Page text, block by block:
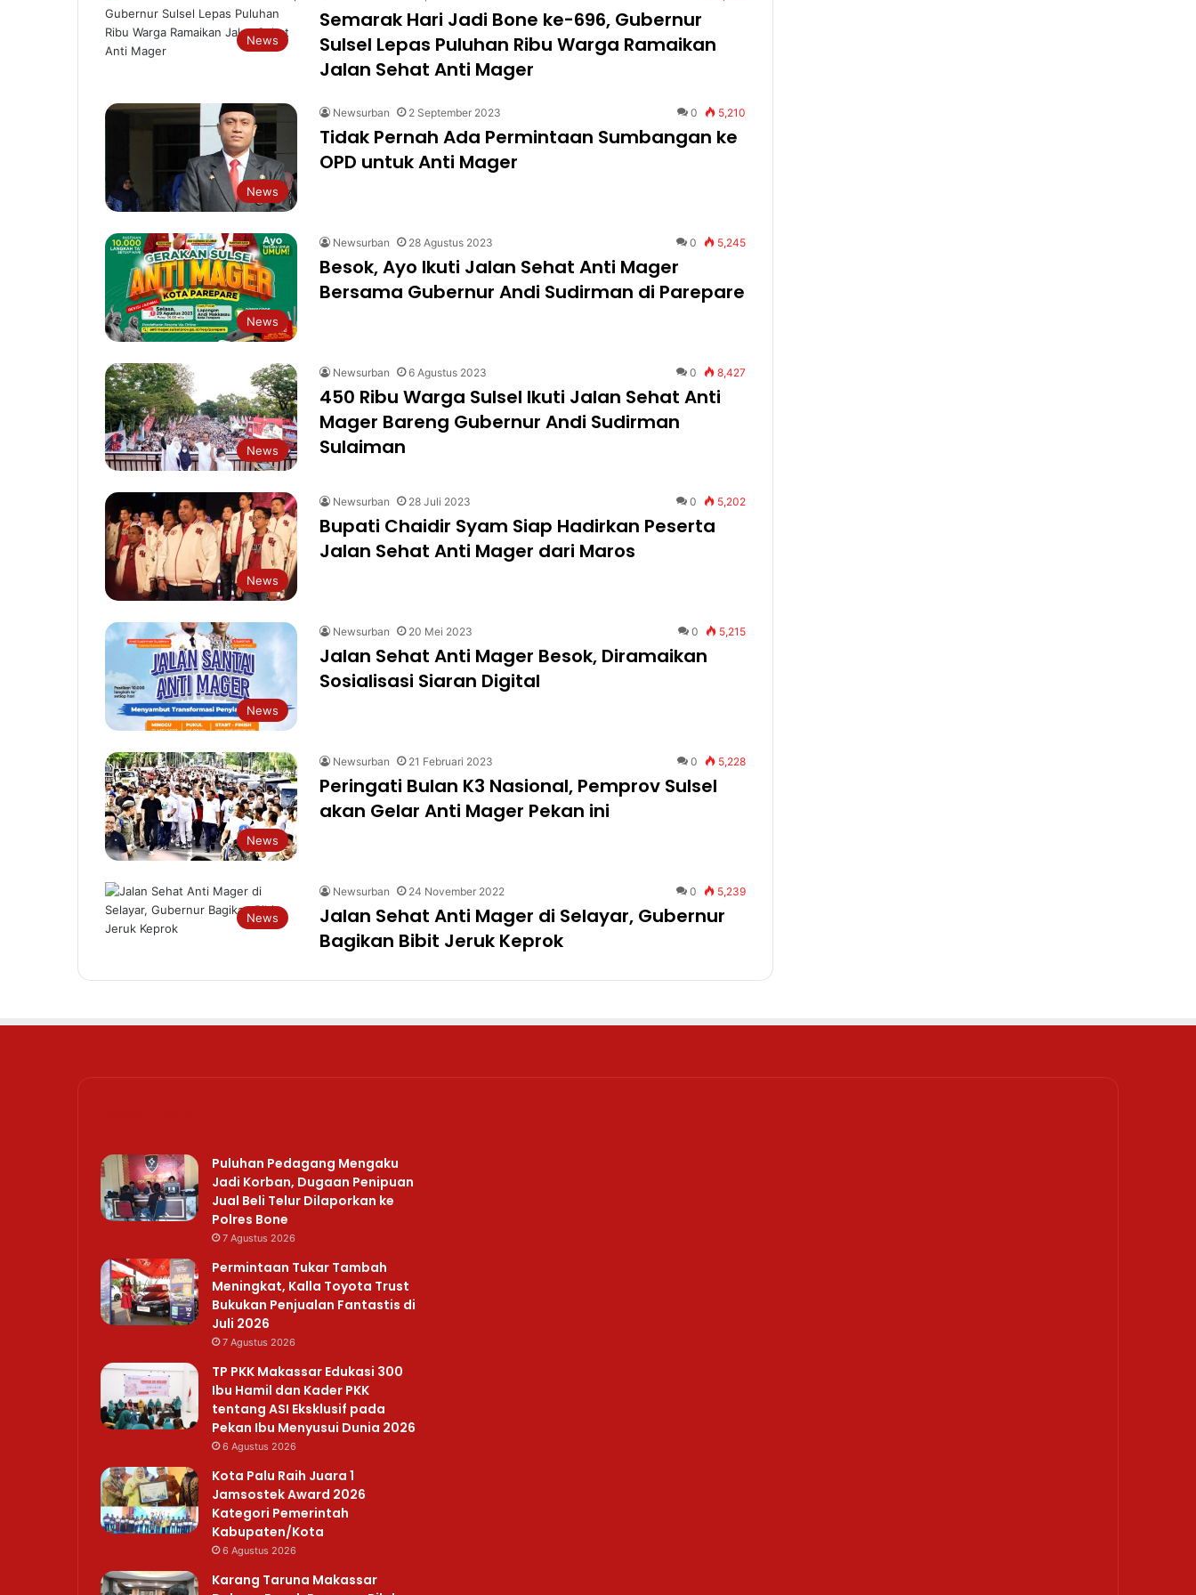
News
Semarak Hari Jadi Bone ke-696, Gubernur
Sulsel Lepas Puluhan Ribu Warga Ramaikan
Jalan Sehat Anti Mager
News
Newsurban 2 September 2023 0 5,210
Tidak Pernah Ada Permintaan Sumbangan ke
OPD untuk Anti Mager
News
Newsurban 28 Agustus 2023 0 5,245
Besok, Ayo Ikuti Jalan Sehat Anti Mager
Bersama Gubernur Andi Sudirman di Parepare
News
Newsurban 6 Agustus 2023 0 8,427
450 Ribu Warga Sulsel Ikuti Jalan Sehat Anti
Mager Bareng Gubernur Andi Sudirman
Sulaiman
News
Newsurban 28 Juli 2023 0 5,202
Bupati Chaidir Syam Siap Hadirkan Peserta
Jalan Sehat Anti Mager dari Maros
News
Newsurban 20 Mei 2023 0 5,215
Jalan Sehat Anti Mager Besok, Diramaikan
Sosialisasi Siaran Digital
News
Newsurban 21 Februari 2023 0 5,228
Peringati Bulan K3 Nasional, Pemprov Sulsel
akan Gelar Anti Mager Pekan ini
News
Newsurban 24 November 2022 0 5,239
Jalan Sehat Anti Mager di Selayar, Gubernur
Bagikan Bibit Jeruk Keprok
Puluhan Pedagang Mengaku
Jadi Korban, Dugaan Penipuan
Jual Beli Telur Dilaporkan ke
Polres Bone
7 Agustus 2026
Permintaan Tukar Tambah
Meningkat, Kalla Toyota Trust
Bukukan Penjualan Fantastis di
Juli 2026
7 Agustus 2026
TP PKK Makassar Edukasi 300
Ibu Hamil dan Kader PKK
tentang ASI Eksklusif pada
Pekan Ibu Menyusui Dunia 2026
6 Agustus 2026
Kota Palu Raih Juara 1
Jamsostek Award 2026
Kategori Pemerintah
Kabupaten/Kota
6 Agustus 2026
Karang Taruna Makassar